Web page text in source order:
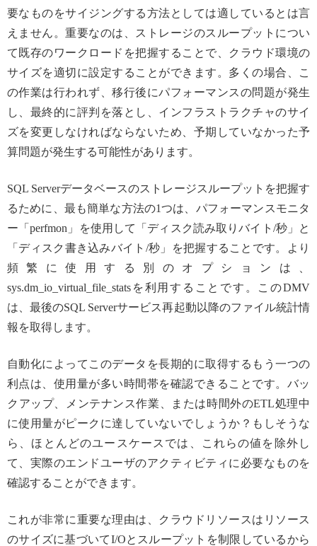
要なものをサイジングする方法としては適しているとは言
えません。重要なのは、ストレージのスループットについ
て既存のワークロードを把握することで、クラウド環境の
サイズを適切に設定することができます。多くの場合、こ
の作業は行われず、移行後にパフォーマンスの問題が発生
し、最終的に評判を落とし、インフラストラクチャのサイ
ズを変更しなければならないため、予期していなかった予
算問題が発生する可能性があります。
SQL Serverデータベースのストレージスループットを把握す
るために、最も簡単な方法の1つは、パフォーマンスモニタ
ー「perfmon」を使用して「ディスク読み取りバイト/秒」と
「ディスク書き込みバイト/秒」を把握することです。より
頻繁に使用する別のオプションは、
sys.dm_io_virtual_file_statsを利用することです。このDMV
は、最後のSQL Serverサービス再起動以降のファイル統計情
報を取得します。
自動化によってこのデータを長期的に取得するもう一つの
利点は、使用量が多い時間帯を確認できることです。バッ
クアップ、メンテナンス作業、または時間外のETL処理中
に使用量がピークに達していないでしょうか？もしそうな
ら、ほとんどのユースケースでは、これらの値を除外し
て、実際のエンドユーザのアクティビティに必要なものを
確認することができます。
これが非常に重要な理由は、クラウドリソースはリソース
のサイズに基づいてI/Oとスループットを制限しているから